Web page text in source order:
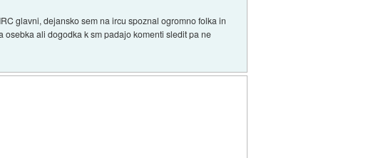
glavni, dejansko sem na ircu spoznal ogromno folka in
ali dogodka k sm padajo komenti sledit pa ne